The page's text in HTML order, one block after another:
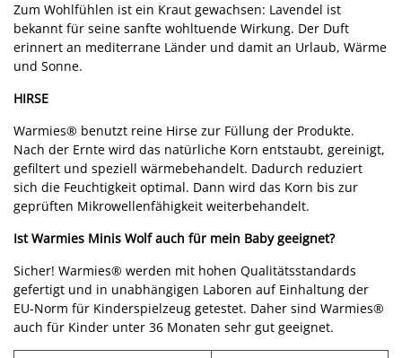
Zum Wohlfühlen ist ein Kraut gewachsen: Lavendel ist
bekannt für seine sanfte wohltuende Wirkung. Der Duft
erinnert an mediterrane Länder und damit an Urlaub, Wärme
und Sonne.
HIRSE
Warmies® benutzt reine Hirse zur Füllung der Produkte.
Nach der Ernte wird das natürliche Korn entstaubt, gereinigt,
gefiltert und speziell wärmebehandelt. Dadurch reduziert
sich die Feuchtigkeit optimal. Dann wird das Korn bis zur
geprüften Mikrowellenfähigkeit weiterbehandelt.
Ist Warmies Minis Wolf auch für mein Baby geeignet?
Sicher! Warmies® werden mit hohen Qualitätsstandards
gefertigt und in unabhängigen Laboren auf Einhaltung der
EU-Norm für Kinderspielzeug getestet. Daher sind Warmies®
auch für Kinder unter 36 Monaten sehr gut geeignet.